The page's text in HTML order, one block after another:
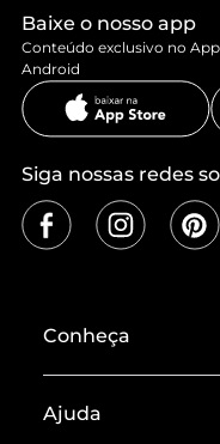
Baixe o nosso app
Conteúdo exclusivo no App
Android
Siga nossas redes
Conheça
Termos de Uso
Ajuda